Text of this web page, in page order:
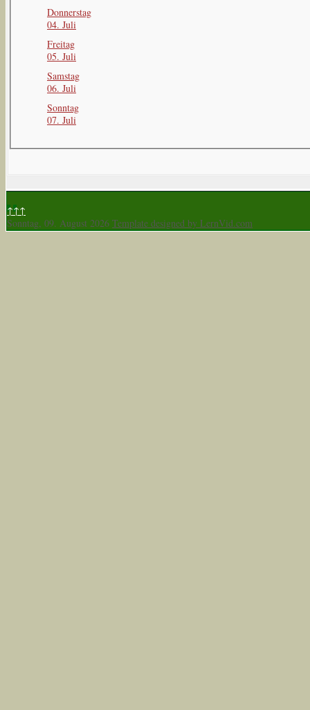
Donnerstag
04. Juli
Freitag
05. Juli
Samstag
06. Juli
Sonntag
07. Juli
↑↑↑
Sonntag, 09. August 2026 Template designed by LernVid.com